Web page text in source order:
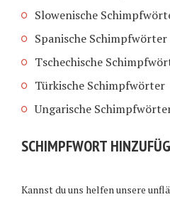
Slowenische
Spanische Schimpfwörter
Tschechische
Türkische Schimpfwörter
Ungarische
SCHIMPFWORT
Kannst du uns helfen unsere